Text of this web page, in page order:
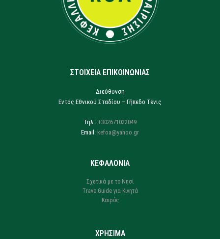
ΣΤΟΙΧΕΙΑ ΕΠΙΚΟΙΝΩΝΙΑΣ
Διεύθυνση
Εντός Εθνικού Σταδίου – Γήπεδο Τένις
Τηλ.: +302671022049
Email: kefoa@yahoo.gr
ΚΕΦΑΛΟΝΙΑ
Σχετικά με το Νησί
Trave Guide για Κινητά
Καιρός
ΧΡΗΣΙΜΑ